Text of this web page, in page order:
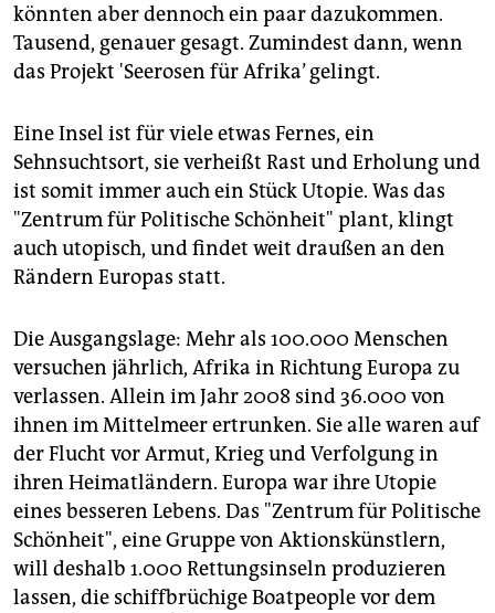
abo
genossenschaft
könnten aber dennoch ein paar dazukommen.
Tausend, genauer gesagt. Zumindest dann, wenn
das Projekt 'Seerosen für Afrika’ gelingt.
Eine Insel ist für viele etwas Fernes, ein
Sehnsuchtsort, sie verheißt Rast und Erholung und
ist somit immer auch ein Stück Utopie. Was das
"Zentrum für Politische Schönheit" plant, klingt
auch utopisch, und findet weit draußen an den
Rändern Europas statt.
Die Ausgangslage: Mehr als 100.000 Menschen
versuchen jährlich, Afrika in Richtung Europa zu
verlassen. Allein im Jahr 2008 sind 36.000 von
ihnen im Mittelmeer ertrunken. Sie alle waren auf
der Flucht vor Armut, Krieg und Verfolgung in
ihren Heimatländern. Europa war ihre Utopie
eines besseren Lebens. Das "Zentrum für Politische
Schönheit", eine Gruppe von Aktionskünstlern,
will deshalb 1.000 Rettungsinseln produzieren
lassen, die schiffbrüchige Boatpeople vor dem